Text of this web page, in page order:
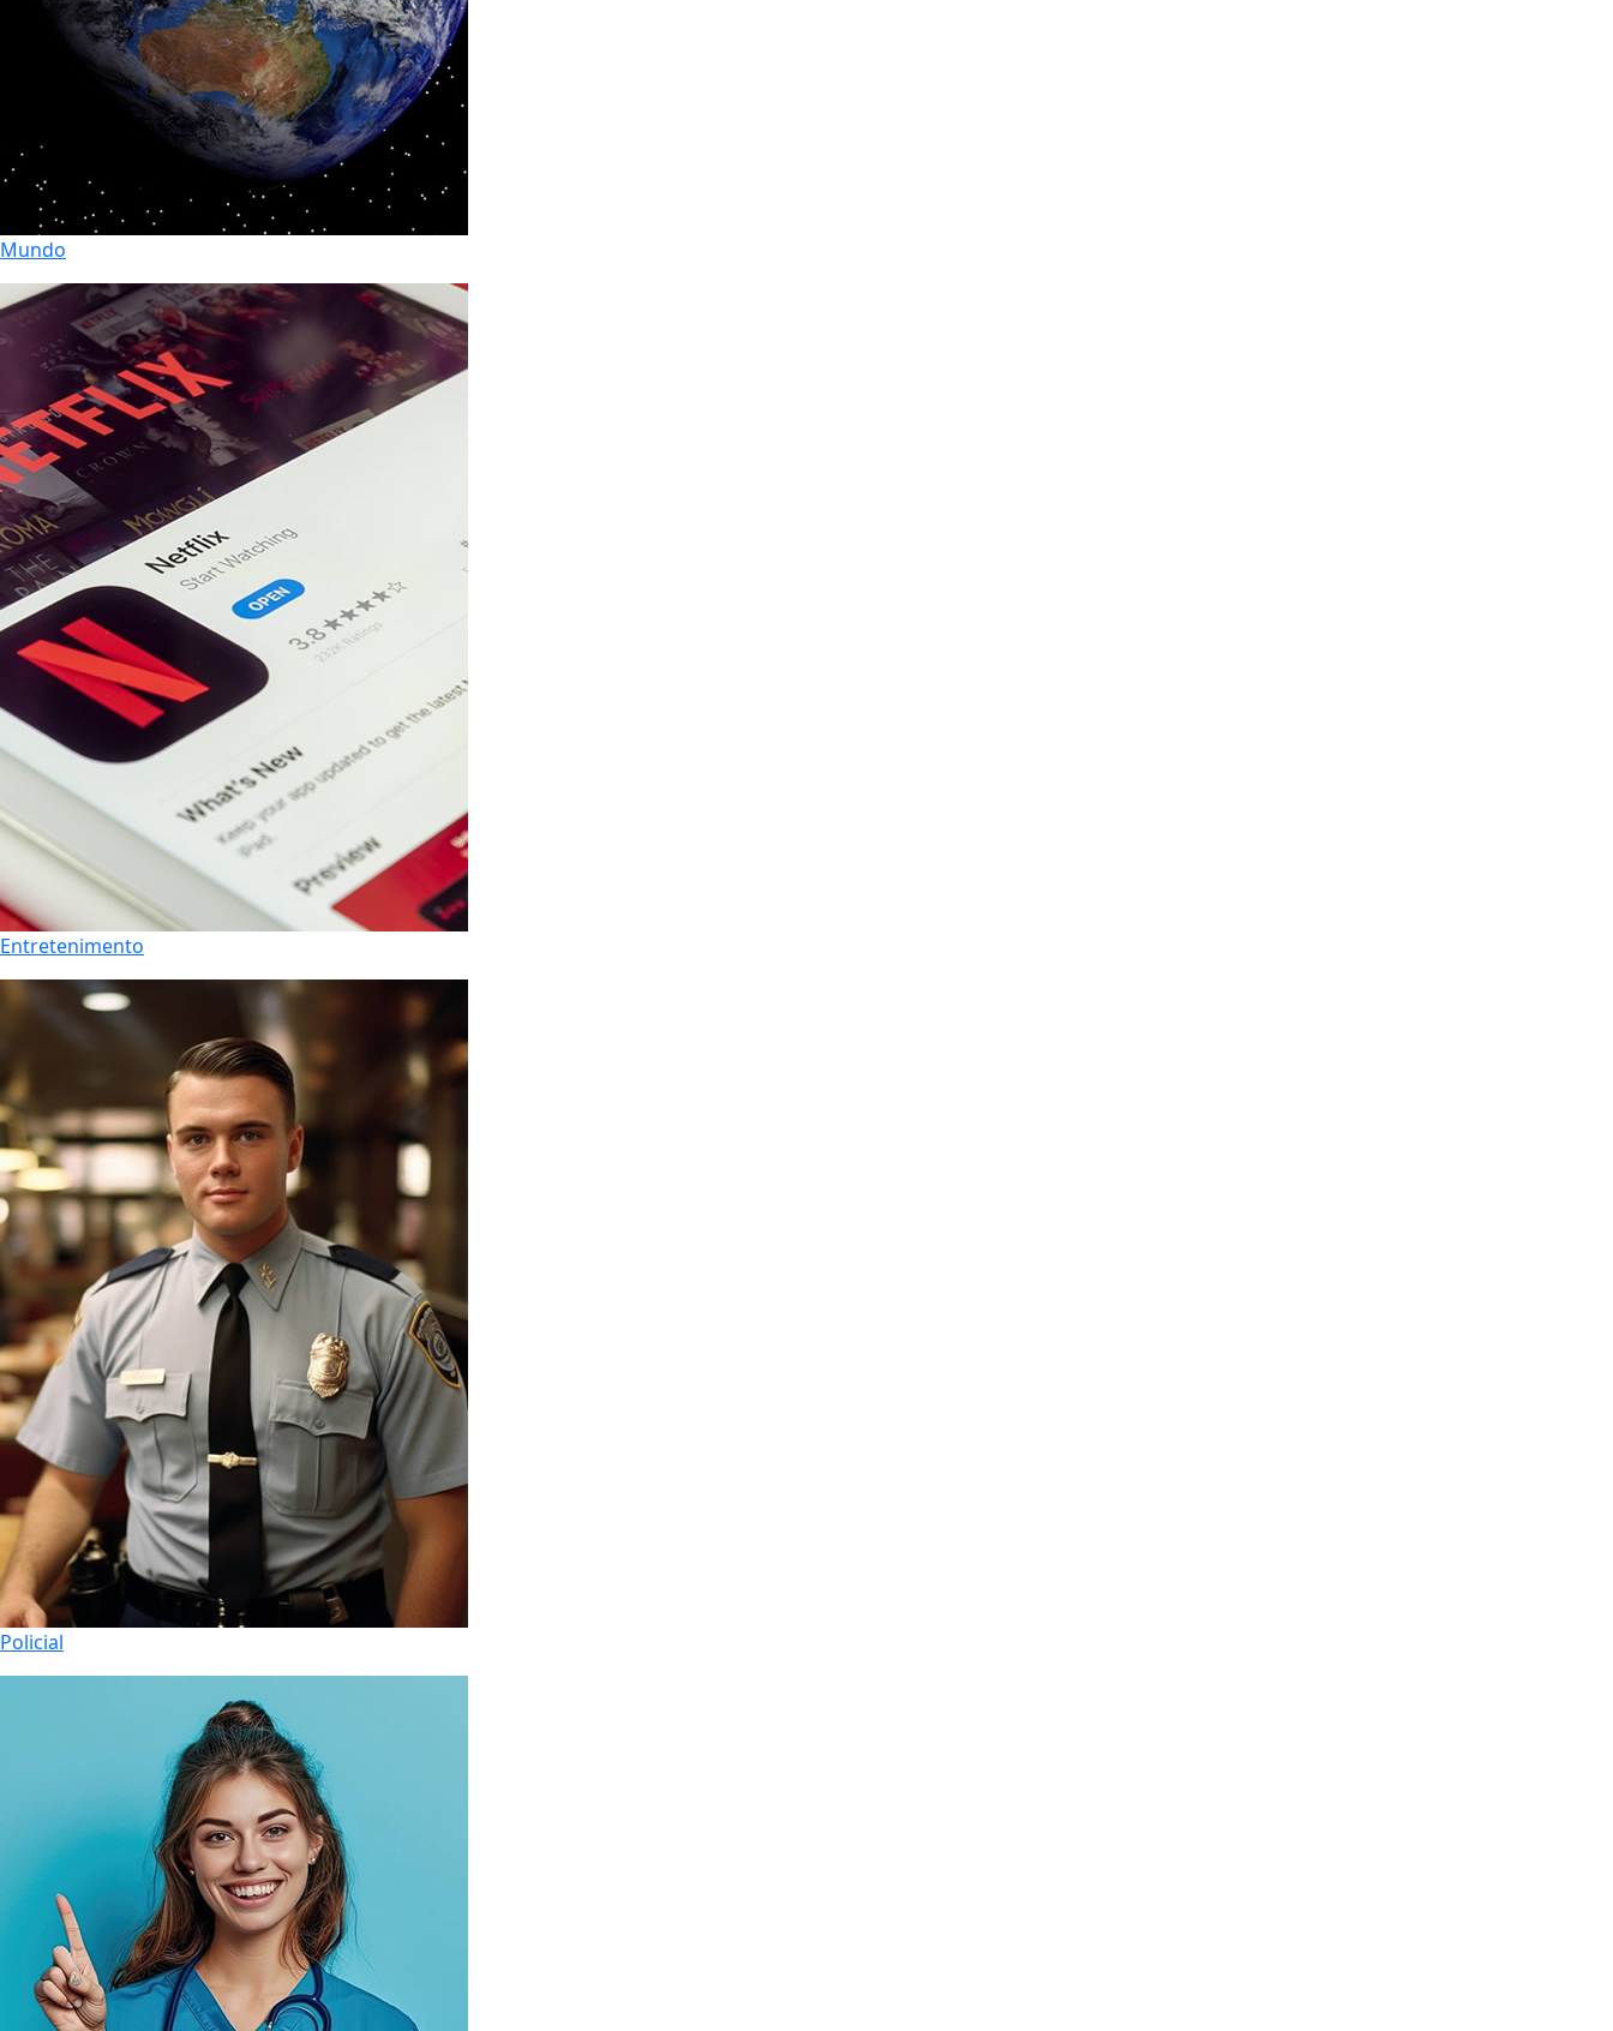
Mundo
Entretenimento
Policial